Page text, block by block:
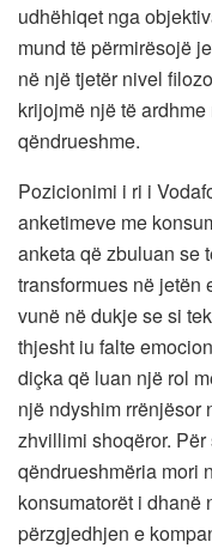
udhëhiqet nga
mund të përmirësojë
në një tjetër nivel
krijojmë një të
qëndrueshme.
Pozicionimi i ri i
anketimeve me
anketa që zbuluan se
transformues në jetën
vunë në dukje se si
thjesht iu falte
diçka që luan një rol
një ndyshim rrënjësor
zhvillimi shoqëror.
qëndrueshmëria mori
konsumatorët i dhanë
përzgjedhjen e